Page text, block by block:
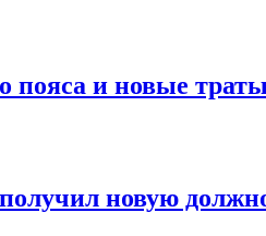
пояса и новые
новую